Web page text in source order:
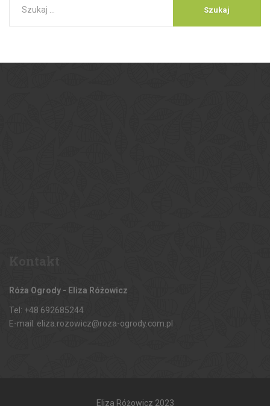
Róża Ogrody - Eliza Różowicz
Tel: +48 692685244
E-mail: eliza.rozowicz@roza-ogrody.com.pl
Eliza Różowicz 2023